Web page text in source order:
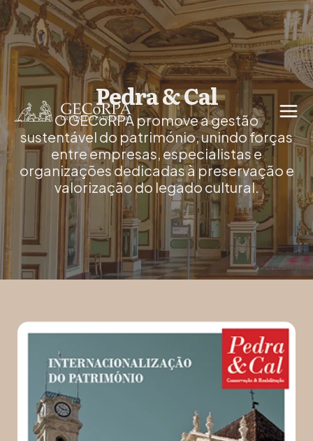
Pedra & Cal
O GECoRPA promove a gestão
sustentável do património, unindo forças
entre empresas, especialistas e
organizações dedicadas à preservação e
valorização do legado cultural.